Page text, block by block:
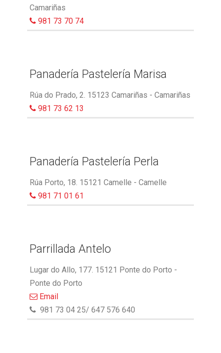
Camariñas
981 73 70 74
Panadería Pastelería Marisa
Rúa do Prado, 2. 15123 Camariñas - Camariñas
981 73 62 13
Panadería Pastelería Perla
Rúa Porto, 18. 15121 Camelle - Camelle
981 71 01 61
Parrillada Antelo
Lugar do Allo, 177. 15121 Ponte do Porto -
Ponte do Porto
Email
981 73 04 25/ 647 576 640